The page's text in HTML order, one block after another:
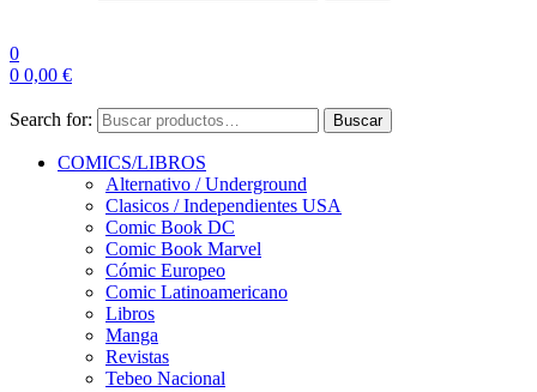
0
0 0,00 €
Search for: Buscar
COMICS/LIBROS
Alternativo / Underground
Clasicos / Independientes USA
Comic Book DC
Comic Book Marvel
Cómic Europeo
Comic Latinoamericano
Libros
Manga
Revistas
Tebeo Nacional